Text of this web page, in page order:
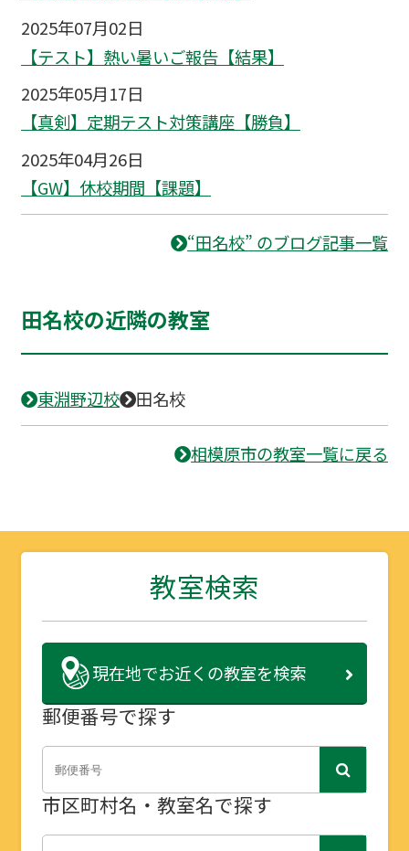
2025年07月02日
【テスト】熱い暑いご報告【結果】
2025年05月17日
【真剣】定期テスト対策講座【勝負】
2025年04月26日
【GW】休校期間【課題】
“田名校” のブログ記事一覧
田名校の近隣の教室
東淵野辺校 田名校
相模原市の教室一覧に戻る
教室検索
現在地でお近くの教室を検索
郵便番号で探す
市区町村名・教室名で探す